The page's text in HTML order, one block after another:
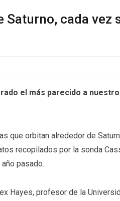
Saturno, cada vez
el más parecido a
que orbitan alrededor de
recopilados por la sonda
pasado.
Hayes, profesor de la